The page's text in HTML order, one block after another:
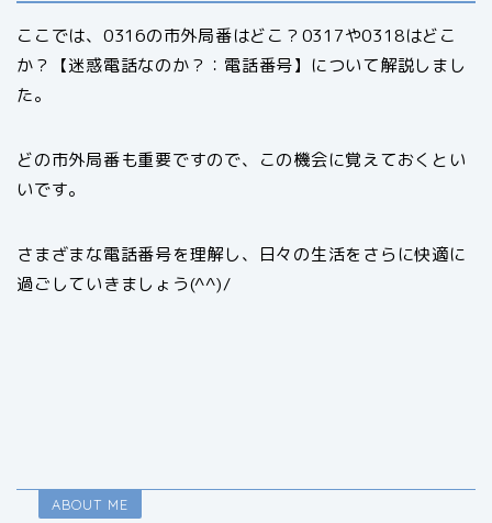
ここでは、0316の市外局番はどこ？0317や0318はどこ
か？【迷惑電話なのか？：電話番号】について解説しまし
た。
どの市外局番も重要ですので、この機会に覚えておくとい
いです。
さまざまな電話番号を理解し、日々の生活をさらに快適に
過ごしていきましょう(^^)/
ABOUT ME